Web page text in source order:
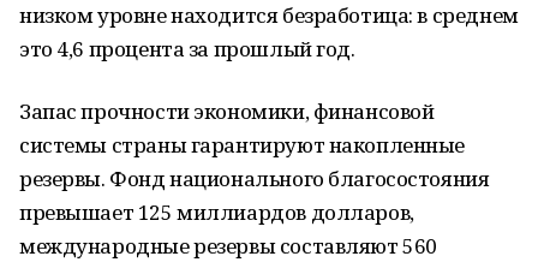
низком уровне находится безработица: в среднем
это 4,6 процента за прошлый год.
Запас прочности экономики, финансовой
системы страны гарантируют накопленные
резервы. Фонд национального благосостояния
превышает 125 миллиардов долларов,
международные резервы составляют 560